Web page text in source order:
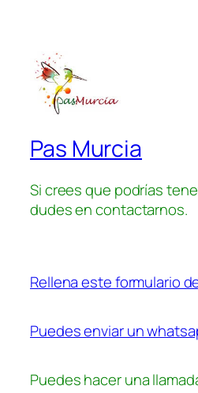
Pas Murcia
Si crees que podrías
dudes en contactarnos.
Rellena este formulario
Puedes enviar un
Puedes hacer una